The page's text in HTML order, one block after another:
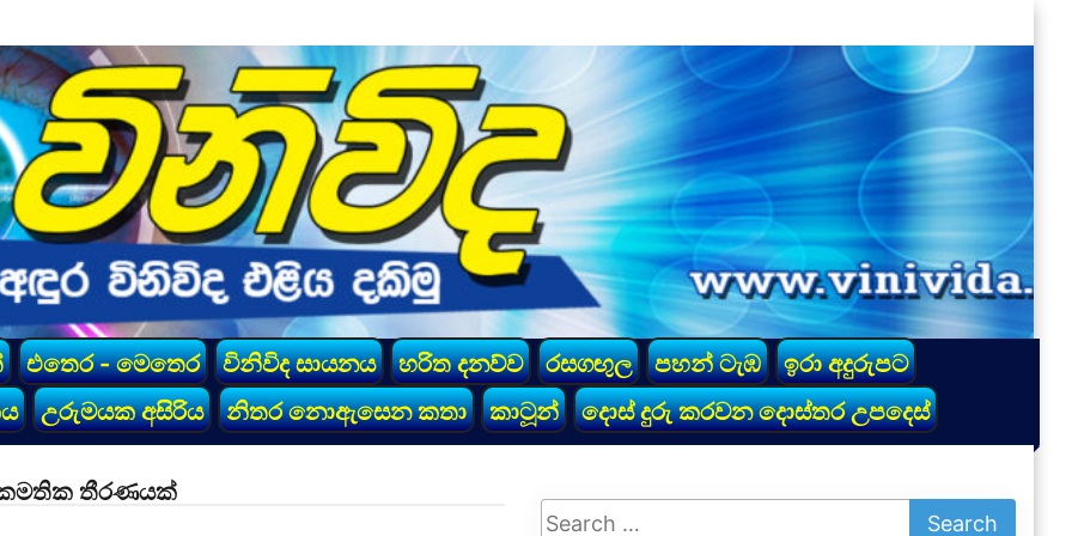
එතෙර - මෙතෙර විනිවිද සායනය හරිත දනව්ව රසගඟුල පහන් ටැඹ
ඉරා අදුරුපට
උරුමයක අසිරිය නිතර නොඇසෙන කතා කාටූන් දොස් දුරු කරවන දොස්තර උපදෙස්
තීරණයක්